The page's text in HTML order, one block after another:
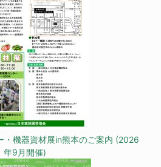
・機器資材展in熊本のご案内 (2026
年9月開催)